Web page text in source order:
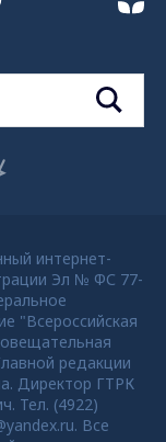
интернет-
Эл № ФС 77-
"Всероссийская
редакции
Директор ГТРК
Тел. (4922)
Все